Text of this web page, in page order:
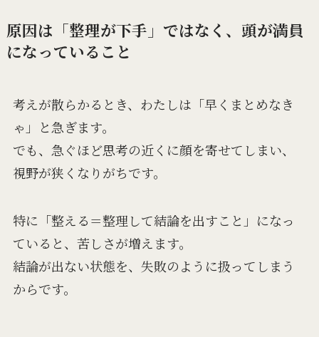
原因は「整理が下手」ではなく、頭が満員
になっていること
考えが散らかるとき、わたしは「早くまとめなき
ゃ」と急ぎます。
でも、急ぐほど思考の近くに顔を寄せてしまい、
視野が狭くなりがちです。
特に「整える＝整理して結論を出すこと」になっ
ていると、苦しさが増えます。
結論が出ない状態を、失敗のように扱ってしまう
からです。